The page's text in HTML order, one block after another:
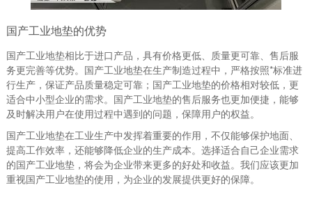
国产工业地垫的优势
国产工业地垫相比于进口产品，具有价格更低、质量更可靠、售后服
务更完善等优势。国产工业地垫在生产制造过程中，严格按照*标准进
行生产，保证产品质量稳定可靠；国产工业地垫的价格相对较低，更
适合中小型企业的需求。国产工业地垫的售后服务也更加便捷，能够
及时解决用户在使用过程中遇到的问题，保障用户的权益。
国产工业地垫在工业生产中发挥着重要的作用，不仅能够保护地面、
提高工作效率，还能够降低企业的生产成本。选择适合自己企业需求
的国产工业地垫，将会为企业带来更多的好处和收益。我们应该更加
重视国产工业地垫的使用，为企业的发展提供更好的保障。